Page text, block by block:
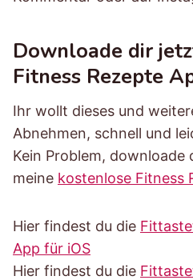
Downloade dir
Fitness Rezepte
Ihr wollt dieses und
Abnehmen, schnell und
Kein Problem, downloade
meine kostenlose Fitness
Hier findest du die
App für iOS
Hier findest du die